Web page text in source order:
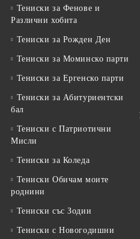
Тениски за Фенове и
Различни хобита
Тениски за Рожден Ден
Тениски за Mоминско парти
Тениски за Eргенско парти
Тениски за Aбитуриентски
бал
Тениски с Патриотични
Мисли
Тениски за Коледа
Тениски Обичам моите
роднини
Тениски със Зодии
Тениски с Новогодишни